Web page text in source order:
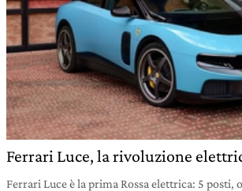
Ferrari Luce, la rivoluzione
Ferrari Luce è la prima Rossa elettrica: 5 posti,